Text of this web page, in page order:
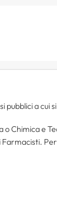
pubblici a
o Chimica e